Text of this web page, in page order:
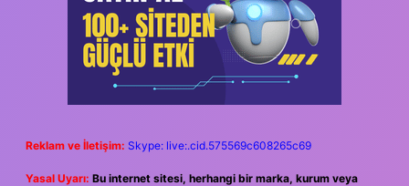
Reklam ve İletişim: Skype: live:.cid.575569c608265c69
Yasal Uyarı: Bu internet sitesi, herhangi bir marka, kurum veya